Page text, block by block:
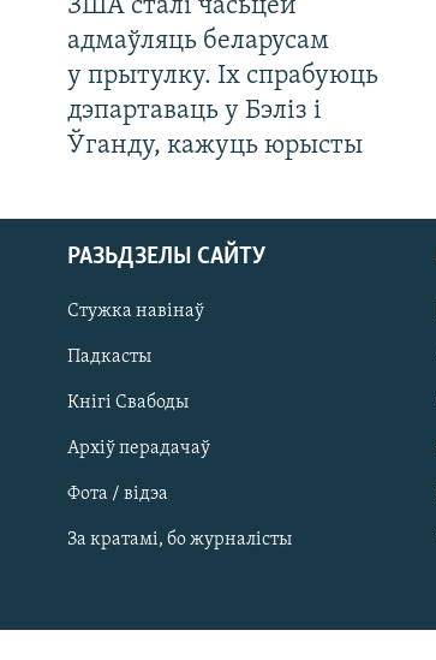
САЧЫЦЕ ЗА АБНАЎЛЕНЬНЯМІ
ЗША сталі часьцей
адмаўляць беларусам
у прытулку. Іх спрабуюць
дэпартаваць у Бэліз і
Ўганду, кажуць юрысты
РАЗЬДЗЕЛЫ САЙТУ
Стужка навінаў
Падкасты
Кнігі Свабоды
Архіў перадачаў
Фота / відэа
За кратамі, бо журналісты